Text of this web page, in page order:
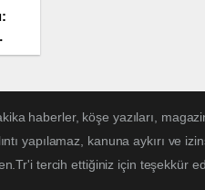
haberler, köşe yazıları,
yapılamaz, kanuna aykırı ve
tercih ettiğiniz için teşekkür